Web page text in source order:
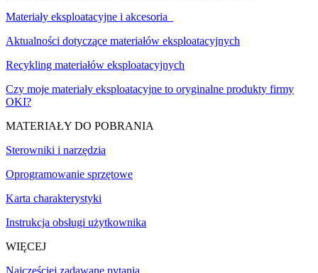
Materiały eksploatacyjne i akcesoria
Aktualności dotyczące materiałów eksploatacyjnych
Recykling materiałów eksploatacyjnych
Czy moje materiały eksploatacyjne to oryginalne produkty firmy
OKI?
MATERIAŁY DO POBRANIA
Sterowniki i narzędzia
Oprogramowanie sprzętowe
Karta charakterystyki
Instrukcja obsługi użytkownika
WIĘCEJ